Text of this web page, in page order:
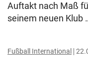
Auftakt nach Maß
seinem neuen Klub
Fußball International